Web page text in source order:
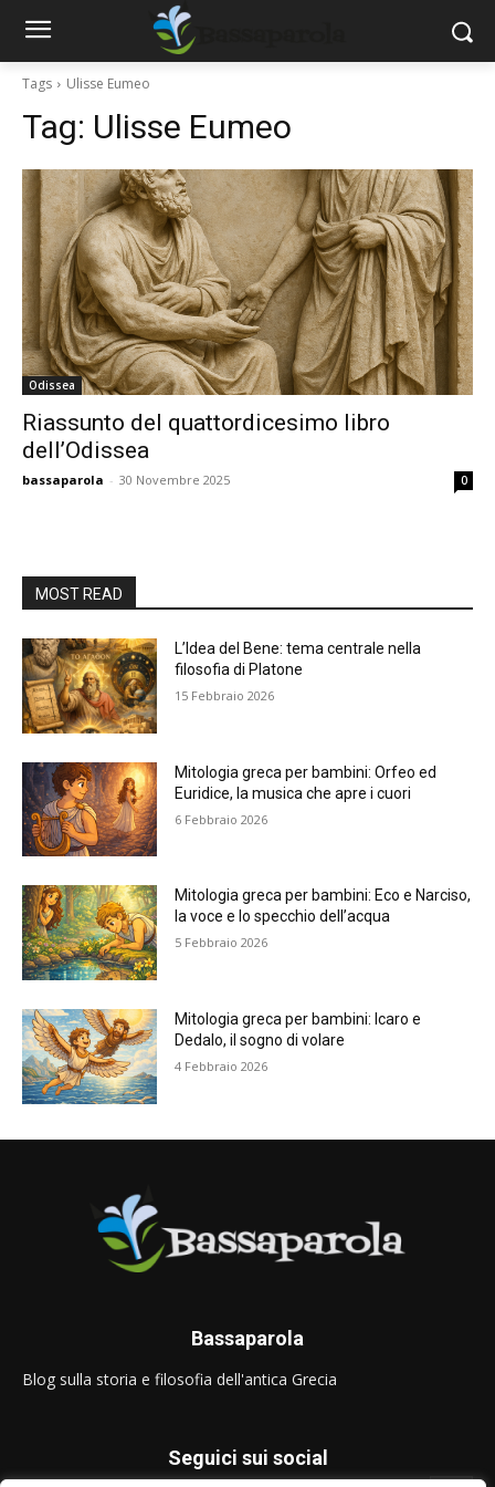
Tags Ulisse Eumeo
Tag: Ulisse Eumeo
Odissea
Riassunto del quattordicesimo libro
dell’Odissea
bassaparola - 30 Novembre 2025 0
MOST READ
L’Idea del Bene: tema centrale nella
filosofia di Platone
15 Febbraio 2026
Mitologia greca per bambini: Orfeo ed
Euridice, la musica che apre i cuori
6 Febbraio 2026
Mitologia greca per bambini: Eco e Narciso,
la voce e lo specchio dell’acqua
5 Febbraio 2026
Mitologia greca per bambini: Icaro e
Dedalo, il sogno di volare
4 Febbraio 2026
Bassaparola
Blog sulla storia e filosofia dell'antica Grecia
Seguici sui social